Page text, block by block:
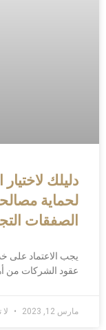
دليلك
لحماية
الصفقات
يجب الاعتماد
عقود الشركات من أهم
مارس 12, 2023